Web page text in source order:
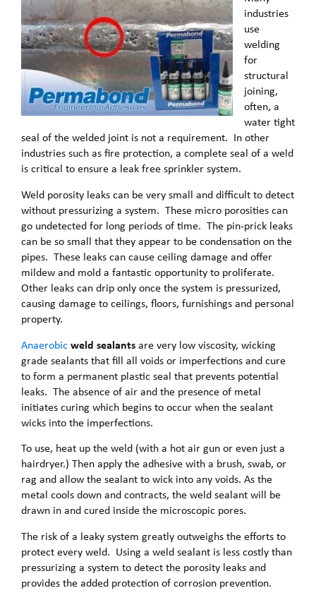
industries
use
welding
for
structural
joining,
often, a
water tight
seal of the welded joint is not a requirement. In other
industries such as fire protection, a complete seal of a weld
is critical to ensure a leak free sprinkler system.
Weld porosity leaks can be very small and difficult to detect
without pressurizing a system. These micro porosities can
go undetected for long periods of time. The pin-prick leaks
can be so small that they appear to be condensation on the
pipes. These leaks can cause ceiling damage and offer
mildew and mold a fantastic opportunity to proliferate.
Other leaks can drip only once the system is pressurized,
causing damage to ceilings, floors, furnishings and personal
property.
Anaerobicweld sealantsare very low viscosity, wicking
grade sealants that fill all voids or imperfections and cure
to form a permanent plastic seal that prevents potential
leaks. The absence of air and the presence of metal
initiates curing which begins to occur when the sealant
wicks into the imperfections.
To use, heat up the weld (with a hot air gun or even just a
hairdryer.) Then apply the adhesive with a brush, swab, or
rag and allow the sealant to wick into any voids. As the
metal cools down and contracts, the weld sealant will be
drawn in and cured inside the microscopic pores.
The risk of a leaky system greatly outweighs the efforts to
protect every weld. Using a weld sealant is less costly than
pressurizing a system to detect the porosity leaks and
provides the added protection of corrosion prevention.